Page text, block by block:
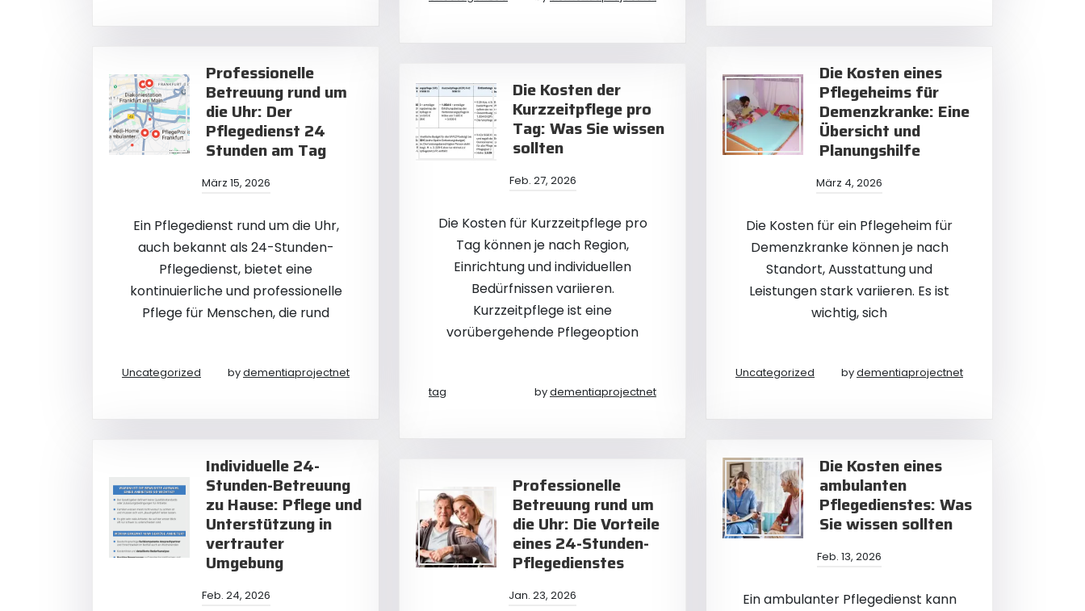
Professionelle
Betreuung rund um
die Uhr: Der
Pflegedienst 24
Stunden am Tag
März 15, 2026
Ein Pflegedienst rund um die Uhr,
auch bekannt als 24-Stunden-
Pflegedienst, bietet eine
kontinuierliche und professionelle
Pflege für Menschen, die rund
Uncategorized bydementiaprojectnet
Die Kosten eines
Pflegeheims für
Demenzkranke: Eine
Übersicht und
Planungshilfe
März 4, 2026
Die Kosten für ein Pflegeheim für
Demenzkranke können je nach
Standort, Ausstattung und
Leistungen stark variieren. Es ist
wichtig, sich
Uncategorized bydementiaprojectnet
Die Kosten der
Kurzzeitpflege pro
Tag: Was Sie wissen
sollten
Feb. 27, 2026
Die Kosten für Kurzzeitpflege pro
Tag können je nach Region,
Einrichtung und individuellen
Bedürfnissen variieren.
Kurzzeitpflege ist eine
vorübergehende Pflegeoption
tag bydementiaprojectnet
Individuelle 24-
Stunden-Betreuung
zu Hause: Pflege und
Unterstützung in
vertrauter
Umgebung
Feb. 24, 2026
Die Kosten eines
ambulanten
Pflegedienstes: Was
Sie wissen sollten
Feb. 13, 2026
Ein ambulanter Pflegedienst kann
Professionelle
Betreuung rund um
die Uhr: Die Vorteile
eines 24-Stunden-
Pflegedienstes
Jan. 23, 2026